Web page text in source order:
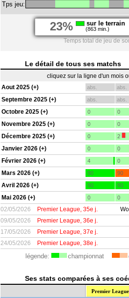
Tps jeu:
23% sur le terrain
(863 min.)
Temps total de jeu de
Le détail de tous ses matchs
cliquez sur la ligne d'un mois
Aout 2025 (+)
abs. abs.
Septembre 2025 (+) abs. abs.
Octobre 2025 (+) 0 0
Novembre 2025 (+) 0 0
Décembre 2025 (+) 0 2
Janvier 2026 (+) 0 0
Février 2026 (+) 4 0
Mars 2026 (+) 90 90
Avril 2026 (+) 90 90
Mai 2026 (+) 0 0
02/05/2026 Premier League, 35e j.
09/05/2026
Premier League, 36e j.
17/05/2026
Premier League, 37e j.
24/05/2026
Premier League, 38e j.
légende: championnat
Ses stats comparées à ses
Premier League